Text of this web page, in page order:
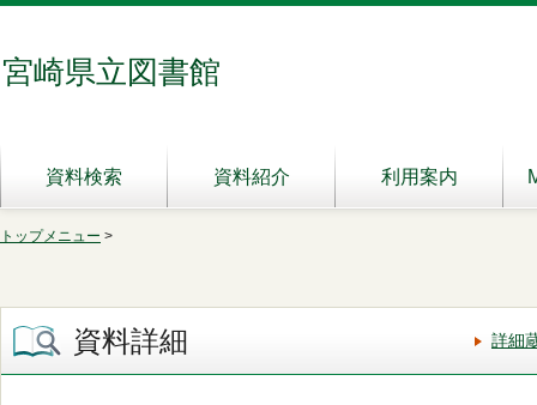
宮崎県立図書館
資料検索 資料紹介 利用案内
トップメニュー >
資料詳細 詳細